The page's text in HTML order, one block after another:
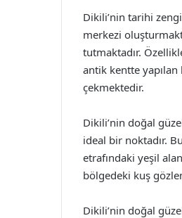
Dikili’nin tarihi
merkezi
tutmaktadır.
antik kentte
çekmektedir.
Dikili’nin doğal
ideal bir noktadır.
etrafındaki yeşil
bölgedeki kuş
Dikili’nin doğal